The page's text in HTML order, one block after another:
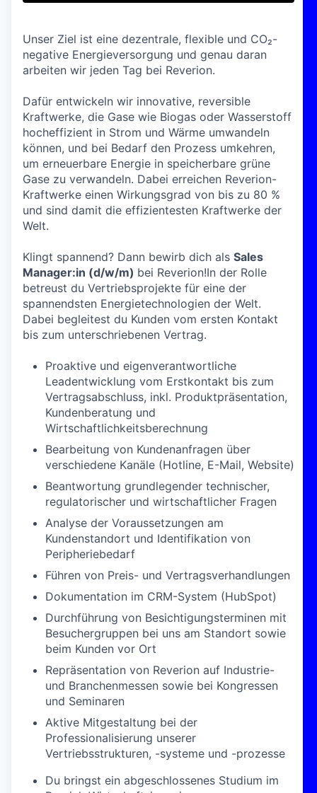
Unser Ziel ist eine dezentrale, flexible und CO₂-
negative Energieversorgung und genau daran
arbeiten wir jeden Tag bei Reverion.
Dafür entwickeln wir innovative, reversible
Kraftwerke, die Gase wie Biogas oder Wasserstoff
hocheffizient in Strom und Wärme umwandeln
können, und bei Bedarf den Prozess umkehren,
um erneuerbare Energie in speicherbare grüne
Gase zu verwandeln. Dabei erreichen Reverion-
Kraftwerke einen Wirkungsgrad von bis zu 80 %
und sind damit die effizientesten Kraftwerke der
Welt.
Klingt spannend? Dann bewirb dich als Sales
Manager:in (d/w/m) bei Reverion!In der Rolle
betreust du Vertriebsprojekte für eine der
spannendsten Energietechnologien der Welt.
Dabei begleitest du Kunden vom ersten Kontakt
bis zum unterschriebenen Vertrag.
Proaktive und eigenverantwortliche
Leadentwicklung vom Erstkontakt bis zum
Vertragsabschluss, inkl. Produktpräsentation,
Kundenberatung und
Wirtschaftlichkeitsberechnung
Bearbeitung von Kundenanfragen über
verschiedene Kanäle (Hotline, E-Mail, Website)
Beantwortung grundlegender technischer,
regulatorischer und wirtschaftlicher Fragen
Analyse der Voraussetzungen am
Kundenstandort und Identifikation von
Peripheriebedarf
Führen von Preis- und Vertragsverhandlungen
Dokumentation im CRM-System (HubSpot)
Durchführung von Besichtigungsterminen mit
Besuchergruppen bei uns am Standort sowie
beim Kunden vor Ort
Repräsentation von Reverion auf Industrie-
und Branchenmessen sowie bei Kongressen
und Seminaren
Aktive Mitgestaltung bei der
Professionalisierung unserer
Vertriebsstrukturen, -systeme und -prozesse
Du bringst ein abgeschlossenes Studium im